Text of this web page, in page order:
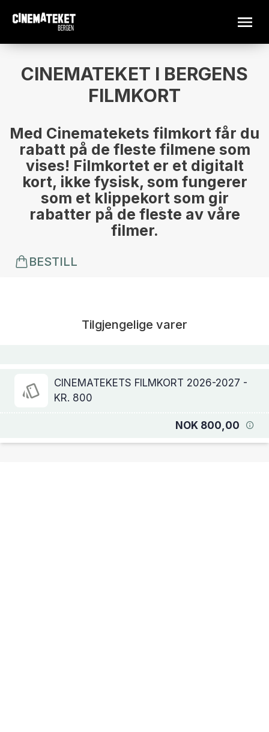
CINEMATEKET I BERGENS
FILMKORT
Med Cinematekets filmkort får du
rabatt på de fleste filmene som
vises! Filmkortet er et digitalt
kort, ikke fysisk, som fungerer
som et klippekort som gir
rabatter på de fleste av våre
filmer.
BESTILL
Tilgjengelige varer
CINEMATEKETS FILMKORT 2026-2027 -
KR. 800
NOK 800,00